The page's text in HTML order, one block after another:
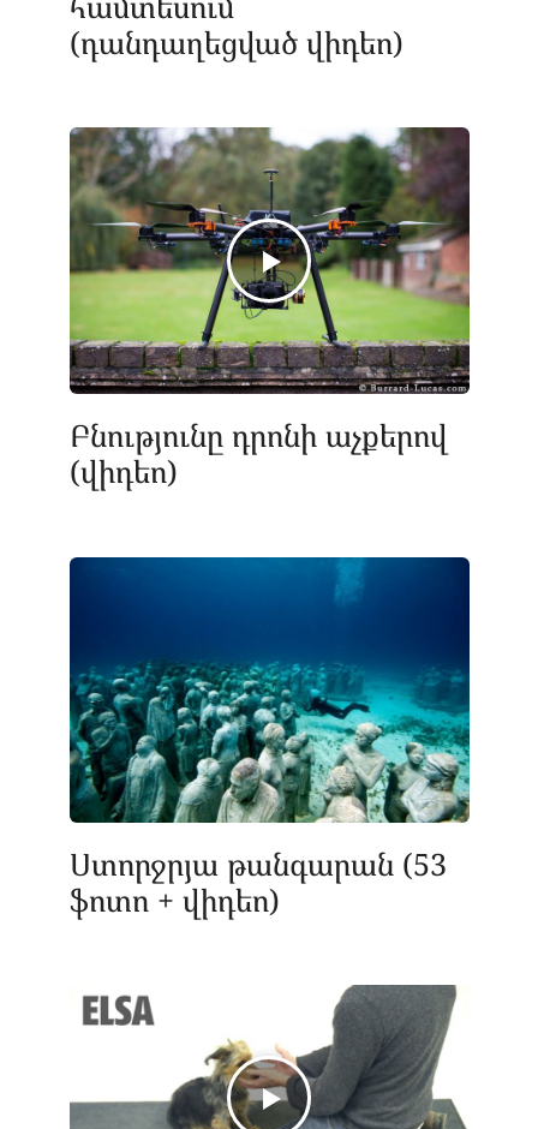
(դանդաղեցված վիդեո)
Բնությունը դրոնի աչքերով
(վիդեո)
Ստորջրյա թանգարան (53
ֆոտո + վիդեո)